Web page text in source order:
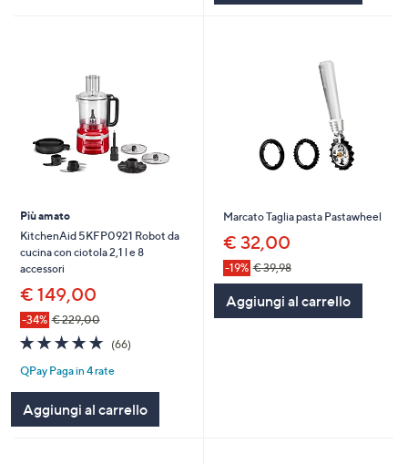
Più amato
KitchenAid 5KFP0921 Robot da
cucina con ciotola 2,1 l e 8
accessori
€ 149,00
-34% € 229,00
4.7
of
5
(66)66
QPay Paga in 4 rate
Aggiungi al carrello
Marcato Taglia pasta Pastawheel
€ 32,00
-19% € 39,98
Aggiungi al carrello